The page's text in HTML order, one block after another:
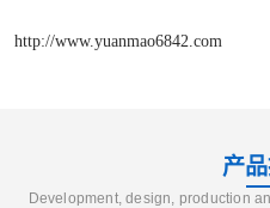
http://www.yuanmao6842.com
产
Development, design, production